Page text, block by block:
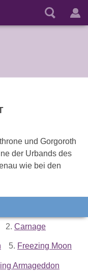
und Gorgoroth
der Urbands des
wie bei den
2. Carnage
5. Freezing Moon
Armageddon